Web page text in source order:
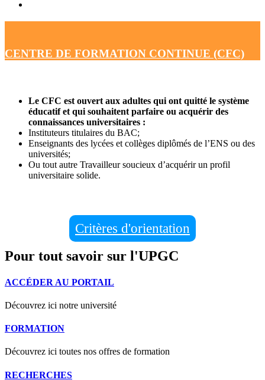
CENTRE DE FORMATION CONTINUE (CFC)
Le CFC est ouvert aux adultes qui ont quitté le système
éducatif et qui souhaitent parfaire ou acquérir des
connaissances universitaires :
Instituteurs titulaires du BAC;
Enseignants des lycées et collèges diplômés de l’ENS ou des
universités;
Ou tout autre Travailleur soucieux d’acquérir un profil
universitaire solide.
Critères d'orientation
Pour tout savoir sur l'UPGC
ACCÉDER AU PORTAIL
Découvrez ici notre université
FORMATION
Découvrez ici toutes nos offres de formation
RECHERCHES